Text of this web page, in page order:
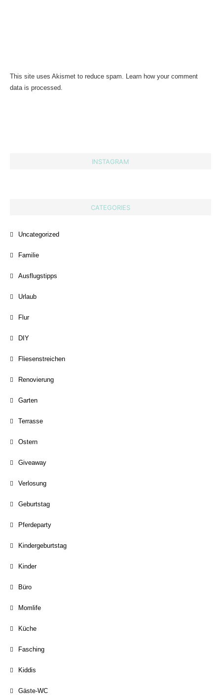
This site uses Akismet to reduce spam. Learn how your comment
data is processed.
INSTAGRAM
CATEGORIES
Uncategorized
Familie
Ausflugstipps
Urlaub
Flur
DIY
Fliesenstreichen
Renovierung
Garten
Terrasse
Ostern
Giveaway
Verlosung
Geburtstag
Pferdeparty
Kindergeburtstag
Kinder
Büro
Momlife
Küche
Fasching
Kiddis
Gäste-WC